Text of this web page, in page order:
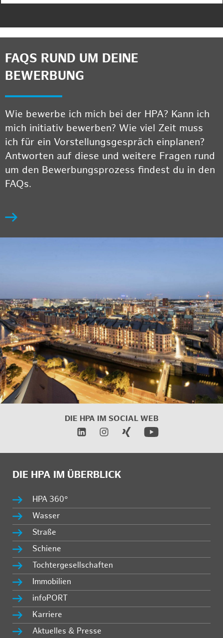
FAQS RUND UM DEINE
BEWERBUNG
Wie bewerbe ich mich bei der HPA? Kann ich
mich initiativ bewerben? Wie viel Zeit muss
ich für ein Vorstellungsgespräch einplanen?
Antworten auf diese und weitere Fragen rund
um den Bewerbungsprozess findest du in den
FAQs.
DIE HPA IM SOCIAL WEB
DIE HPA IM ÜBERBLICK
HPA 360°
Wasser
Straße
Schiene
Tochtergesellschaften
Immobilien
infoPORT
Karriere
Aktuelles & Presse